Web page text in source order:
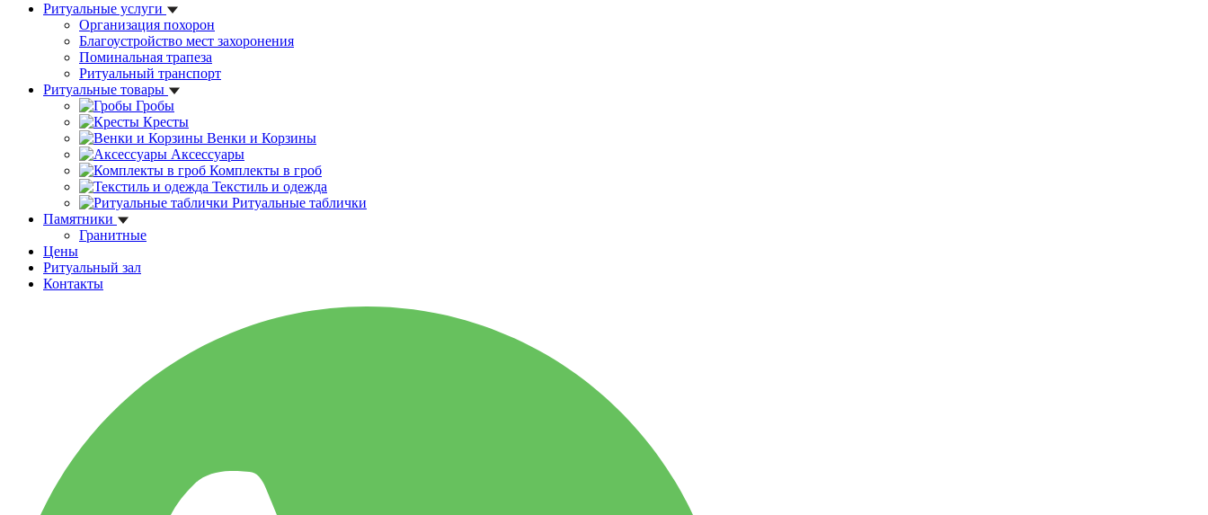
Ритуальные услуги
Организация похорон
Благоустройство мест захоронения
Поминальная трапеза
Ритуальный транспорт
Ритуальные товары
Гробы
Кресты
Венки и Корзины
Аксессуары
Комплекты в гроб
Текстиль и одежда
Ритуальные таблички
Памятники
Гранитные
Цены
Ритуальный зал
Контакты